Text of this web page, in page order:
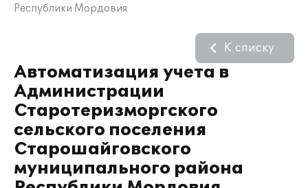
Республики Мордовия
Автоматизация учета в
Администрации
Старотеризморгского
сельского поселения
Старошайговского
муниципального района
К списку